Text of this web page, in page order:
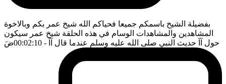
بفضيلة الشيخ باسمكم جميعا فحياكم الله شيخ عمر بكم وبالاخوة
المشاهدين والمشاهدات الوسام في هذه الحلقة شيخ عمر سيكون
حول آآ حديث النبي صلى الله عليه وسلم عندما قال آآ - 00:02:10 ضَ